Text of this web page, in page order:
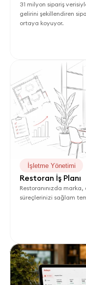
31 milyon sipariş
gelirini şekillendiren
ortaya koyuyor.
İşletme Yönetimi
Restoran İş Planı
Restoranınızda
süreçlerinizi sağlam